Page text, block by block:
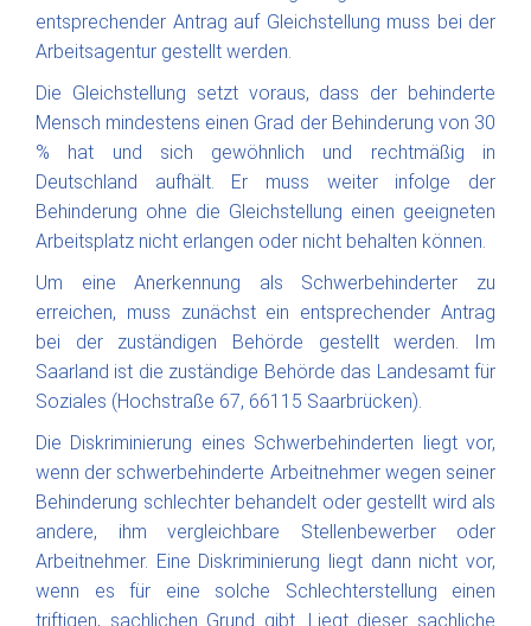
entsprechender Antrag auf Gleichstellung muss bei der
Arbeitsagentur gestellt werden.
Die Gleichstellung setzt voraus, dass der behinderte
Mensch mindestens einen Grad der Behinderung von 30
% hat und sich gewöhnlich und rechtmäßig in
Deutschland aufhält. Er muss weiter infolge der
Behinderung ohne die Gleichstellung einen geeigneten
Arbeitsplatz nicht erlangen oder nicht behalten können.
Um eine Anerkennung als Schwerbehinderter zu
erreichen, muss zunächst ein entsprechender Antrag
bei der zuständigen Behörde gestellt werden. Im
Saarland ist die zuständige Behörde das Landesamt für
Soziales (Hochstraße 67, 66115 Saarbrücken).
Die Diskriminierung eines Schwerbehinderten liegt vor,
wenn der schwerbehinderte Arbeitnehmer wegen seiner
Behinderung schlechter behandelt oder gestellt wird als
andere, ihm vergleichbare Stellenbewerber oder
Arbeitnehmer. Eine Diskriminierung liegt dann nicht vor,
wenn es für eine solche Schlechterstellung einen
triftigen, sachlichen Grund gibt. Liegt dieser sachliche